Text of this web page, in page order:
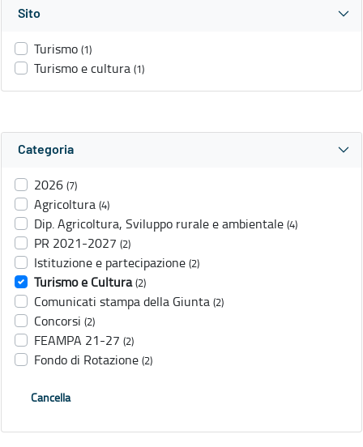
Sito
Turismo (1)
Turismo e cultura (1)
Categoria
2026 (7)
Agricoltura (4)
Dip. Agricoltura, Sviluppo rurale e ambientale (4)
PR 2021-2027 (2)
Istituzione e partecipazione (2)
Turismo e Cultura (2)
Comunicati stampa della Giunta (2)
Concorsi (2)
FEAMPA 21-27 (2)
Fondo di Rotazione (2)
Cancella